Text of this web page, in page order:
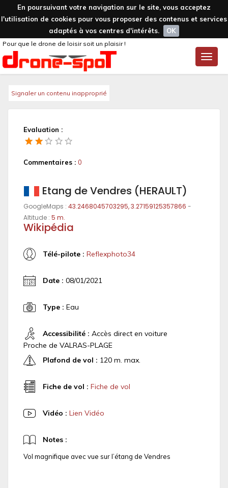
En poursuivant votre navigation sur le site, vous acceptez
l'utilisation de cookies pour vous proposer des contenus et services
adaptés à vos centres d'intérêts.
OK
Toggle
Pour que le drone de loisir soit un plaisir !
Signaler un contenu inapproprié
Evaluation :
Commentaires : 0
Etang de Vendres (HERAULT)
GoogleMaps : 43.2468045703295, 3.27159125357866 -
Altitude : 5 m.
Wikipédia
Télé-pilote : Reflexphoto34
Date : 08/01/2021
Type : Eau
Accessibilité : Accès direct en voiture
Proche de VALRAS-PLAGE
Plafond de vol : 120 m. max.
Fiche de vol : Fiche de vol
Vidéo : Lien Vidéo
Notes :
Vol magnifique avec vue sur l’étang de Vendres